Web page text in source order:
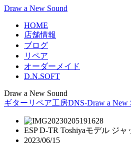
Draw a New Sound
HOME
店舗情報
ブログ
リペア
オーダーメイド
D.N.SOFT
Draw a New Sound
ギターリペア工房DNS-Draw a New
ESP D-TR Toshiyaモデル ジャ
2023/06/15